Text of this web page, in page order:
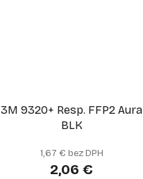
3M 9320+ Resp. FFP2 Aura
BLK
1,67 € bez DPH
2,06 €